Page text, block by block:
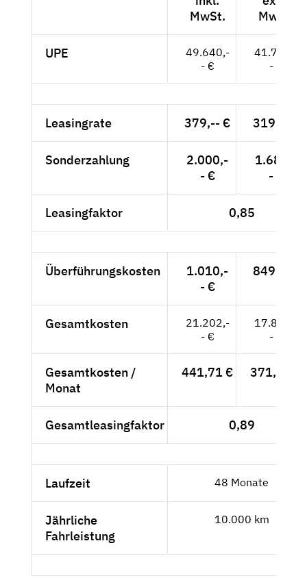
MwSt.
MwSt.
UPE
49.640,-
- €
41.714,-
- €
Leasingrate 379,-- € 319,-- €
Sonderzahlung
2.000,-
- €
1.681,-
- €
Leasingfaktor 0,85
Überführungskosten
1.010,-
- €
849,-- €
Gesamtkosten
21.202,-
- €
17.842,-
- €
Gesamtkosten /
Monat
441,71 € 371,71 €
Gesamtleasingfaktor 0,89
Laufzeit 48 Monate
Jährliche
Fahrleistung
10.000 km